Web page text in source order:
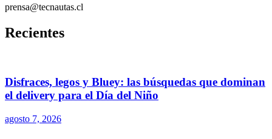
prensa@tecnautas.cl
Recientes
Disfraces, legos y Bluey: las búsquedas que dominan
el delivery para el Día del Niño
agosto 7, 2026